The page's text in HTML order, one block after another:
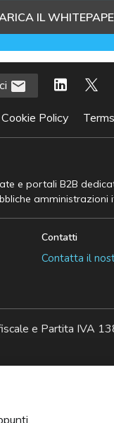
IL
Policy
e portali B2B
amministrazioni
Contatti
Contatta il
e Partita IVA